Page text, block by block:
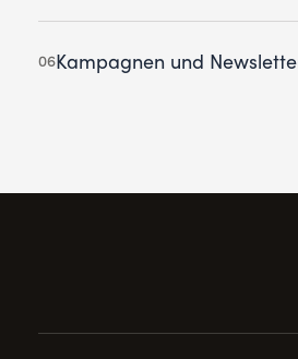
06Kampagnen und